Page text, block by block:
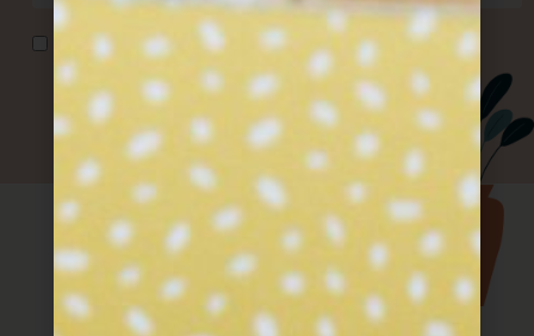
אני מאשר/ת קבלת דואר פרסומי
שליחה